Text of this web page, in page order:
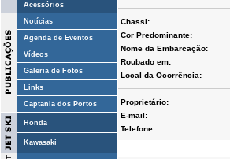
Acessórios
Notícias
Agenda de Eventos
Vídeos
Galeria de Fotos
Links
Captania dos Portos
Honda
Kawasaki
Chassi:
Cor Predominante:
Nome da Embarcação:
Roubado em:
Local da Ocorrência:
Proprietário:
E-mail:
Telefone: